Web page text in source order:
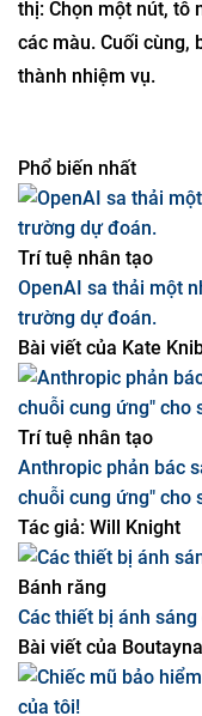
chọn một nút và tô
các màu. Cuối cùng,
thành nhiệm vụ.
Phổ biến nhất
Trí tuệ nhân tạo
OpenAI sa thải một
trường dự đoán.
Bài viết củaKate
Trí tuệ nhân tạo
Anthropic phản bác
chuỗi cung ứng" cho
Tác giả: Will Knight
Bánh răng